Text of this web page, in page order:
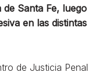
Santa Fe, luego
en las distintas
de Justicia Penal